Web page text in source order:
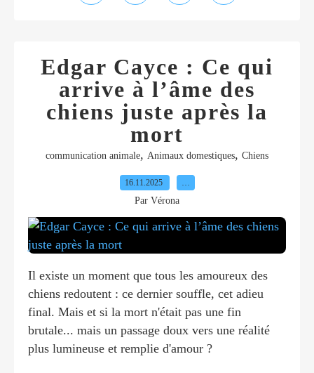
Edgar Cayce : Ce qui
arrive à l’âme des
chiens juste après la
mort
communication animale, Animaux domestiques, Chiens
16.11.2025 …
Par Vérona
Il existe un moment que tous les amoureux des
chiens redoutent : ce dernier souffle, cet adieu
final. Mais et si la mort n'était pas une fin
brutale... mais un passage doux vers une réalité
plus lumineuse et remplie d'amour ?